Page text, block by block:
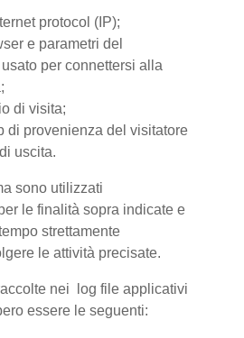
protocol (IP);
e parametri del
per connettersi alla
di visita;
di provenienza del visitatore
uscita.
sono utilizzati
le finalità sopra indicate e
strettamente
le attività precisate.
nei log file applicativi
essere le seguenti: